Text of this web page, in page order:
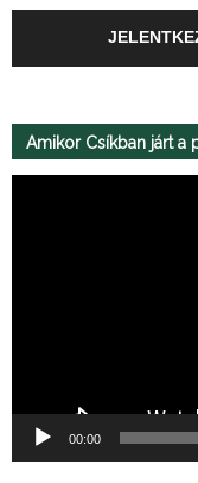
Amikor Csíkban járt a
00:00